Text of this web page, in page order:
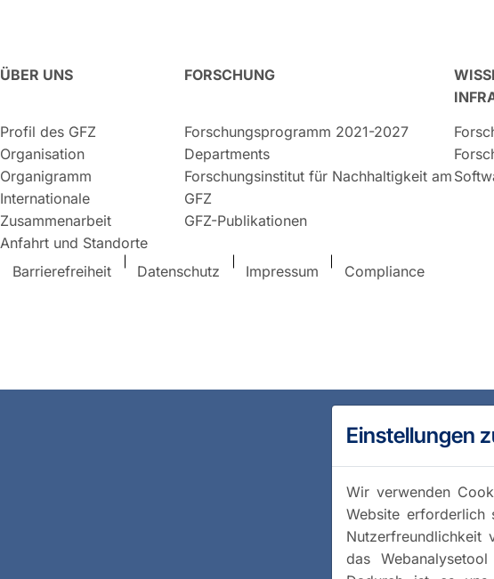
ÜBER UNS
Profil des GFZ
Organisation
Organigramm
Internationale
Zusammenarbeit
Anfahrt und Standorte
FORSCHUNG
Forschungsprogramm 2021-2027
Departments
Forschungsinstitut für Nachhaltigkeit am
GFZ
GFZ-Publikationen
Barrierefreiheit Datenschutz Impressum Compliance
Einstellungen
Wir verwenden
Website
Nutzerfreundlichkeit
das